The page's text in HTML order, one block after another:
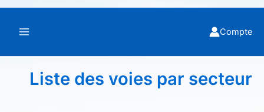
Compte
Liste des voies par secteur